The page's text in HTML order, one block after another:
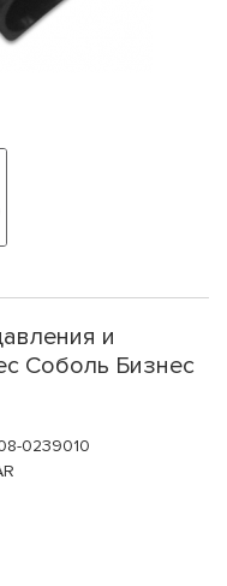
и
Соболь Бизнес
0239010